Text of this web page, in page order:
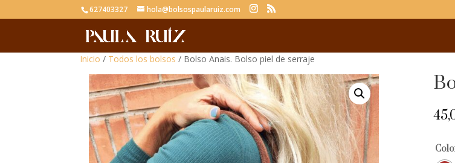
627403327 hola@bolsospaularuiz.com
Inicio / Todos los bolsos / Bolso Anais. Bolso piel de serraje